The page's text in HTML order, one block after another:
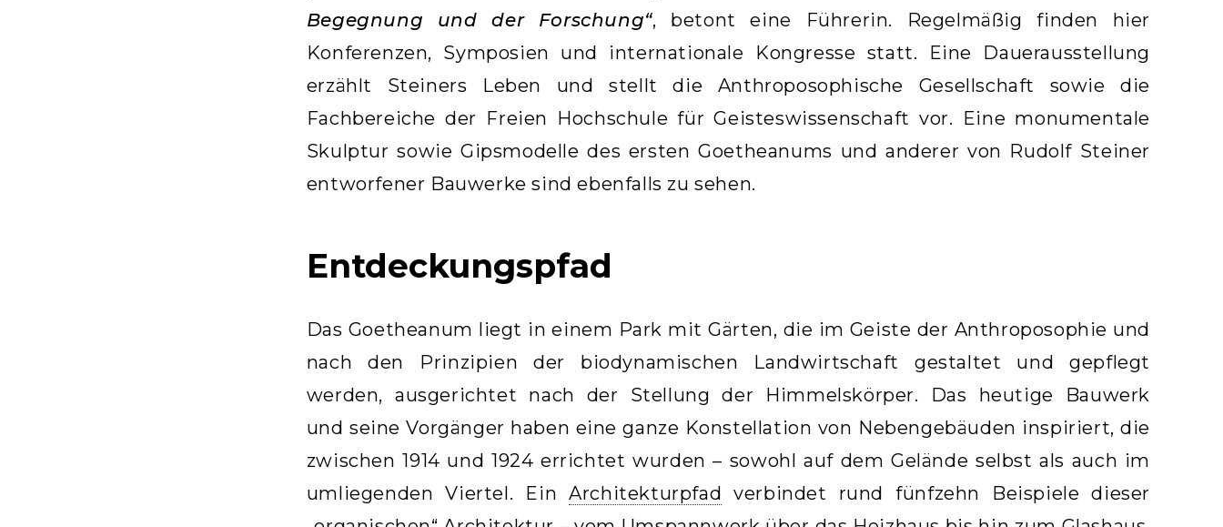
Begegnung und der Forschung“, betont eine Führerin. Regelmäßig finden hier
Konferenzen, Symposien und internationale Kongresse statt. Eine Dauerausstellung
erzählt Steiners Leben und stellt die Anthroposophische Gesellschaft sowie die
Fachbereiche der Freien Hochschule für Geisteswissenschaft vor. Eine monumentale
Skulptur sowie Gipsmodelle des ersten Goetheanums und anderer von Rudolf Steiner
entworfener Bauwerke sind ebenfalls zu sehen.
Entdeckungspfad
Das Goetheanum liegt in einem Park mit Gärten, die im Geiste der Anthroposophie und
nach den Prinzipien der biodynamischen Landwirtschaft gestaltet und gepflegt
werden, ausgerichtet nach der Stellung der Himmelskörper. Das heutige Bauwerk
und seine Vorgänger haben eine ganze Konstellation von Nebengebäuden inspiriert, die
zwischen 1914 und 1924 errichtet wurden – sowohl auf dem Gelände selbst als auch im
umliegenden Viertel. EinArchitekturpfad verbindet rund fünfzehn Beispiele dieser